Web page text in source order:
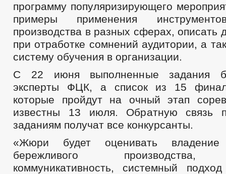
программу популяризирующего
примеры применения
производства в разных сферах, описать
при отработке сомнений аудитории, а
систему обучения в организации.
С 22 июня выполненные задания
эксперты ФЦК, а список из 15
которые пройдут на очный этап
известны 13 июля. Обратную связь
заданиям получат все конкурсанты.
«Жюри будет оценивать владение
бережливого производства,
коммуникативность, системный